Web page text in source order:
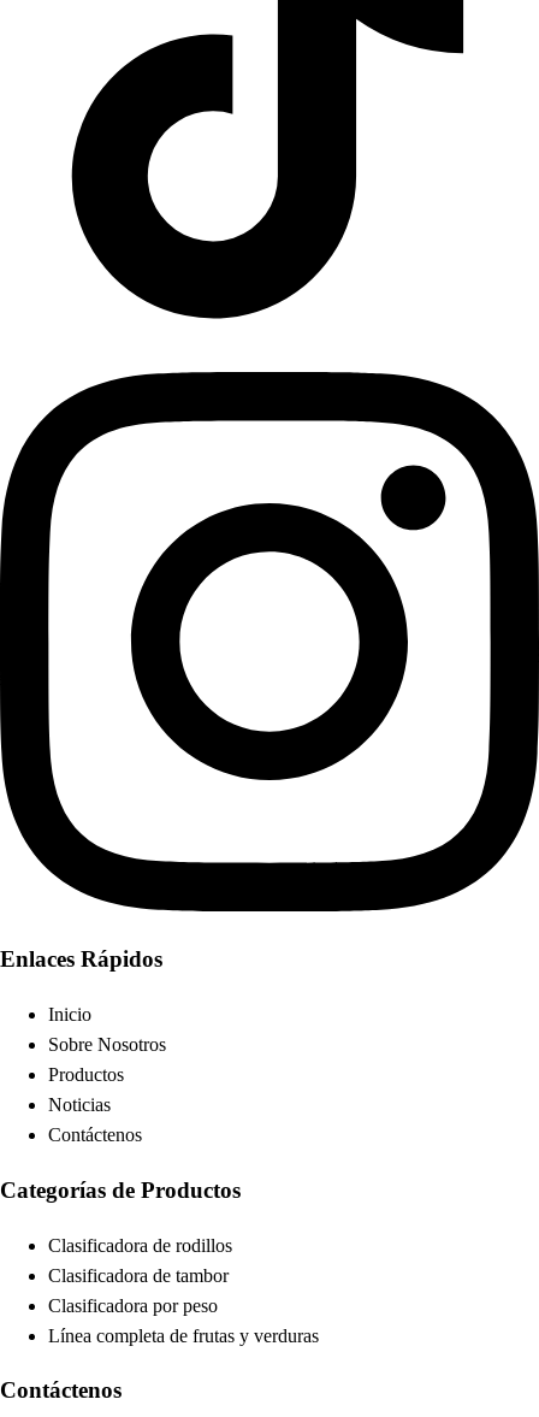
Enlaces Rápidos
Inicio
Sobre Nosotros
Productos
Noticias
Contáctenos
Categorías de Productos
Clasificadora de rodillos
Clasificadora de tambor
Clasificadora por peso
Línea completa de frutas y verduras
Contáctenos